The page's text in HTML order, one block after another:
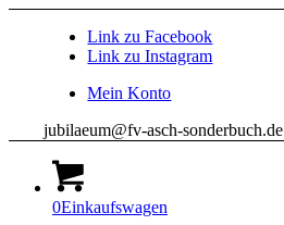
Link zu Facebook
Link zu Instagram
Mein Konto
jubilaeum@fv-asch-sonderbuch.de
0Einkaufswagen